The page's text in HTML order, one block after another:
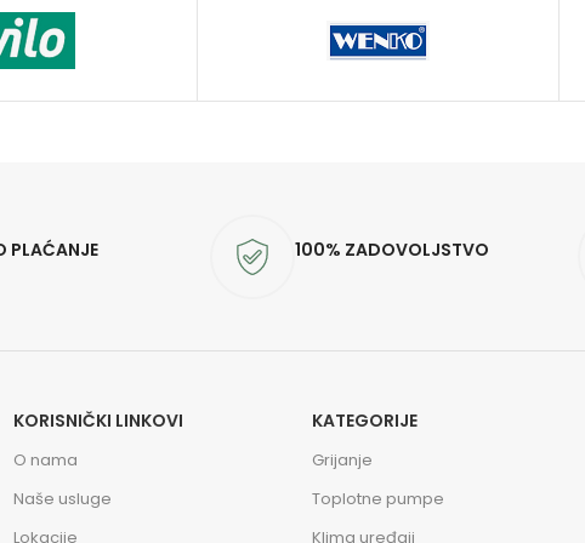
PLAĆANJE 100% ZADOVOLJSTVO
KORISNIČKI LINKOVI
O nama
Naše usluge
Lokacije
KATEGORIJE
Grijanje
Toplotne pumpe
Klima uređaji